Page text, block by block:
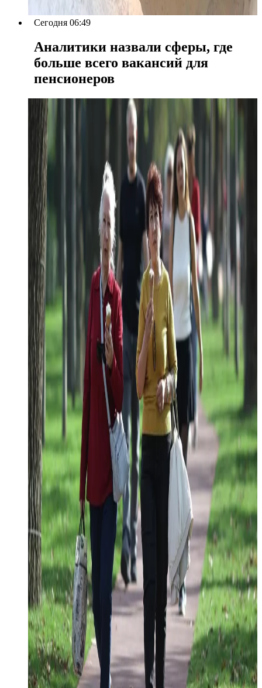
Сегодня 06:49
Аналитики назвали сферы, где
больше всего вакансий для
пенсионеров